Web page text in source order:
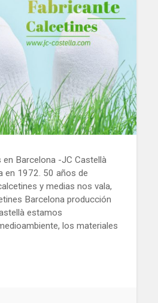
Barcelona -JC Castellà
en 1972. 50 años de
y medias nos vala,
Barcelona producción
estamos
los materiales